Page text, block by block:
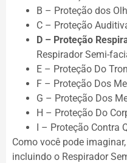
B – Proteção dos
C – Proteção
D – Proteção
Respirador Semi-
E – Proteção Do
F – Proteção Dos
G – Proteção Dos
H – Proteção Do
I – Proteção Contra
Como você pode
incluindo o Respirador